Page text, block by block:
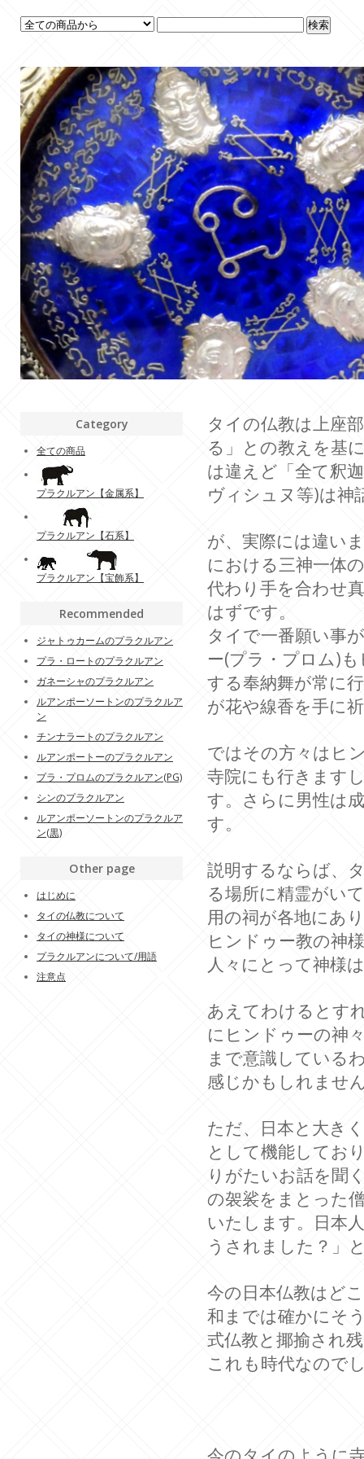
タイの仏教は上座
る」との教えを基
は違えど「全て釈
ヴィシュヌ等)は神
が、実際には違い
における三神一体
代わり手を合わせ
はずです。
タイで一番願い事
ー(プラ・プロム)
する奉納舞が常に
が花や線香を手に
ではその方々はヒ
寺院にも行きます
す。さらに男性は
す。
説明するならば、
る場所に精霊がい
用の祠が各地にあ
ヒンドゥー教の神
人々にとって神様
あえてわけるとす
にヒンドゥーの神
まで意識している
感じかもしれませ
ただ、日本と大き
として機能してお
りがたいお話を聞
の袈裟をまとった
いたします。日本
うされました？」
今の日本仏教はど
和までは確かにそ
式仏教と揶揄され
これも時代なので
Category
全ての商品
プラクルアン【金属系】
プラクルアン【石系】
プラクルアン【宝飾系】
Recommended
ジャトゥカームのプラクルアン
プラ・ロートのプラクルアン
ガネーシャのプラクルアン
ルアンポーソートンのプラクルア
ン
チンナラートのプラクルアン
ルアンポートーのプラクルアン
プラ・プロムのプラクルアン(PG)
シンのプラクルアン
ルアンポーソートンのプラクルア
ン(黒)
Other page
はじめに
タイの仏教について
タイの神様について
プラクルアンについて/用語
注意点